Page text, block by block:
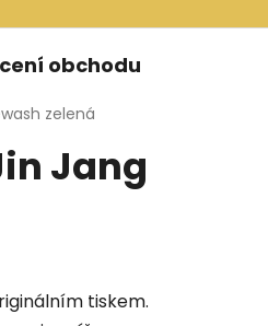
obchodu
zelená
Jang
tiskem.